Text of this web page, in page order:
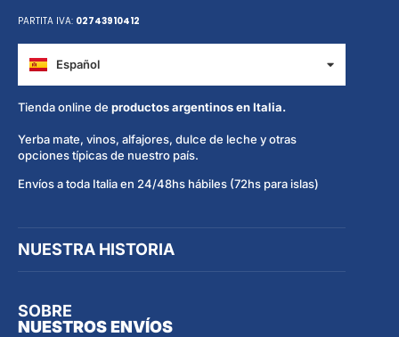
PARTITA IVA: 02743910412
Español
Italiano
Tienda online de productos argentinos en Italia.
Yerba mate, vinos, alfajores, dulce de leche y otras
opciones típicas de nuestro país.
Envíos a toda Italia en 24/48hs hábiles (72hs para islas)
NUESTRA HISTORIA
SOBRE
NUESTROS ENVÍOS